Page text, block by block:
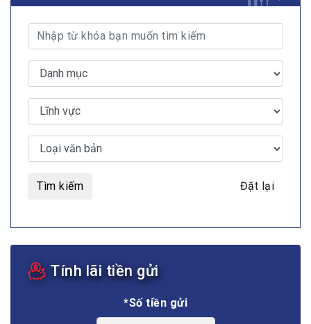
Tìm kiếm Đặt lại
Tính lãi tiền gửi
*Số tiền gửi